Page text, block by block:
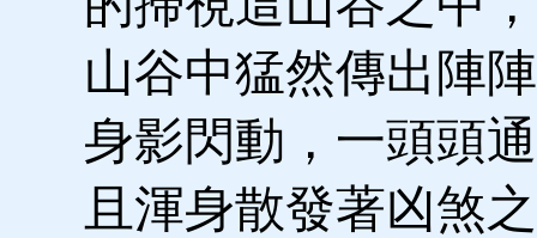
山谷中猛然傳出陣
身影閃動，一頭頭
且渾身散發著凶煞